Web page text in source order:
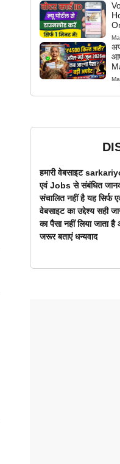
हमारी वेबसाइट
एवं Jobs से संबंधित
संचालित नहीं है यह सिर्फ
वेबसाइट का उद्देश्य सही
का पैसा नहीं लिया जाता
जरूर बताएं धन्यवाद